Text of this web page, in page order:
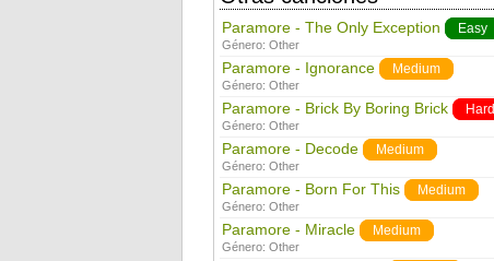
Paramore - The Only Exception Easy
Género: Other
Paramore - Ignorance Medium
Género: Other
Paramore - Brick By Boring Brick Hard
Género: Other
Paramore - Decode Medium
Género: Other
Paramore - Born For This Medium
Género: Other
Paramore - Miracle Medium
Género: Other